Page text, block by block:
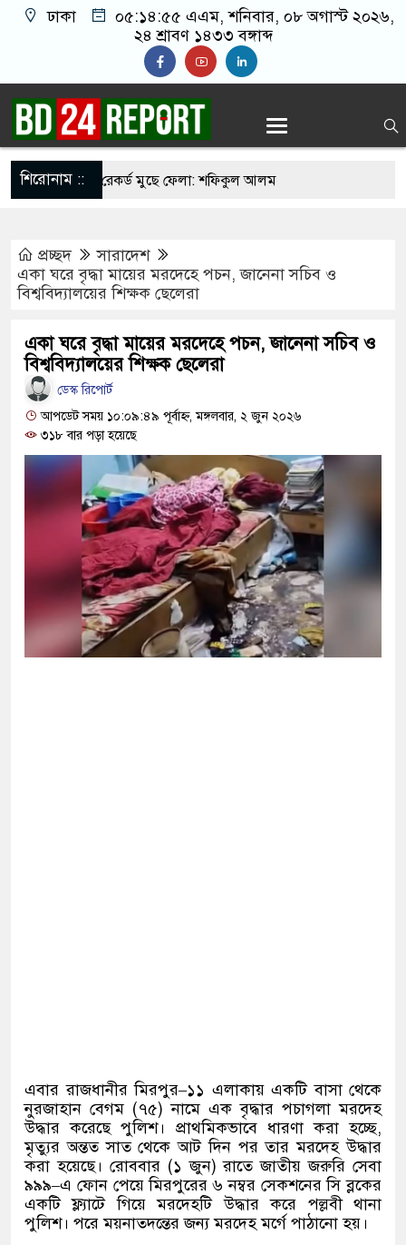
ঢাকা ০৫:১৪:৫৬ এএম, শনিবার, ০৮ অগাস্ট ২০২৬,
২৪ শ্রাবণ ১৪৩৩ বঙ্গাব্দ
শিরোনাম ::
সাকিবের সব রেকর্ড মুছে ফেলা: শফিকুল আলম
নেতার গলায় দ’ড়ি প্যাঁ’চা’নো মর/দেহ
করছেন শেখ হাসিনা
বরণে প্রস্তুত চট্টগ্রাম, উজ্জীবিত নেতাকর্মীরা
হামলা করে কাবু করা সম্ভব নয়: ট্রাম্পের শীর্ষ
তুরস্কের প্রতিরক্ষা চুক্তি, হামলায় জবাব দেবে তিন
দশমিক ৩ টন কাঁদুনে গ্যাস আমদানি
বড় হবে: ছেলেকে নিয়ে রোনালদোর বড় আশা
বের হওয়ার পথ খুঁজছেন ট্রাম্পের শীর্ষ জেনারেল
প্রচ্ছদ
সারাদেশ
একা ঘরে বৃদ্ধা মায়ের মরদেহে পচন, জানেনা সচিব ও
বিশ্ববিদ্যালয়ের শিক্ষক ছেলেরা
একা ঘরে বৃদ্ধা মায়ের মরদেহে পচন, জানেনা সচিব ও
বিশ্ববিদ্যালয়ের শিক্ষক ছেলেরা
ডেস্ক রিপোর্ট
আপডেট সময় ১০:০৯:৪৯ পূর্বাহ্ন, মঙ্গলবার, ২ জুন ২০২৬
৩১৮ বার পড়া হয়েছে
এবার রাজধানীর মিরপুর–১১ এলাকায় একটি বাসা থেকে
নুরজাহান বেগম (৭৫)নামে এক বৃদ্ধার পচাগলা মরদেহ
উদ্ধার করেছে পুলিশ। প্রাথমিকভাবে ধারণা করা হচ্ছে,
মৃত্যুর অন্তত সাত থেকে আট দিন পর তার মরদেহ উদ্ধার
করা হয়েছে। রোববার(১ জুন)রাতে জাতীয় জরুরি সেবা
৯৯৯–এ ফোন পেয়ে মিরপুরের ৬ নম্বর সেকশনের সি ব্লকের
একটি ফ্ল্যাটে গিয়ে মরদেহটি উদ্ধার করে পল্লবী থানা
পুলিশ। পরে ময়নাতদন্তের জন্য মরদেহ মর্গে পাঠানো হয়।